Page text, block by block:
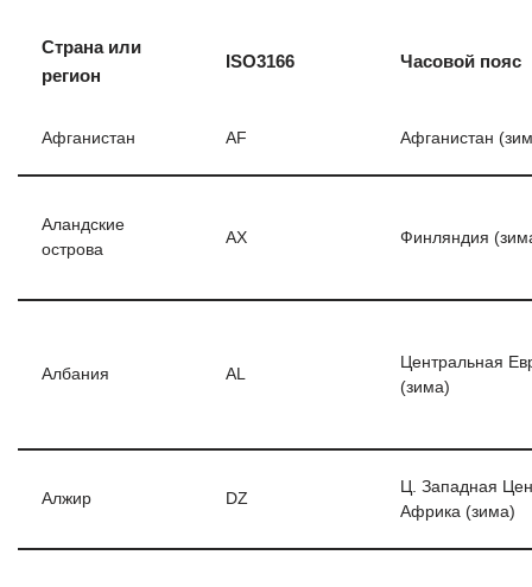
Страна или
регион
ISO3166 Часовой пояс
Афганистан AF Афганистан
Аландские
острова
AX Финляндия
Албания AL
Центральная
(зима)
Алжир DZ
Ц. Западная
Африка (зима)